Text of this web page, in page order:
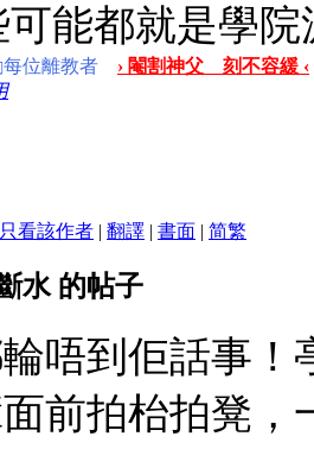
可能都就是學
位離教者
› 閹割神父 刻不容緩 ‹
只看該作者 | 翻譯 | 書面 | 简繁
水 的帖子
唔到佢話事
前拍枱拍凳，